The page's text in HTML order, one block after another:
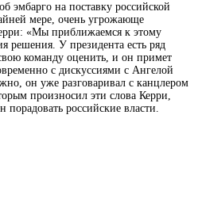
эмбарго на поставку российской
мере, очень угрожающе
«Мы приближаемся к этому
решения. У президента есть ряд
команду оценить, и он примет
с дискуссиями с Ангелой
он уже разговаривал с канцлером
произносил эти слова Керри,
порадовать российские власти.